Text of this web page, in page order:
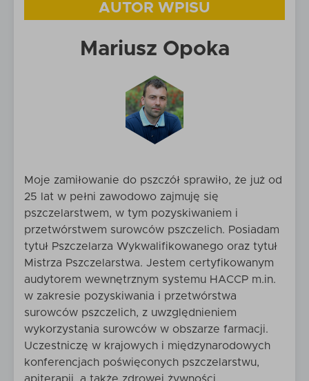
AUTOR WPISU
Mariusz Opoka
Moje zamiłowanie do pszczół sprawiło, że już od
25 lat w pełni zawodowo zajmuję się
pszczelarstwem, w tym pozyskiwaniem i
przetwórstwem surowców pszczelich. Posiadam
tytuł Pszczelarza Wykwalifikowanego oraz tytuł
Mistrza Pszczelarstwa. Jestem certyfikowanym
audytorem wewnętrznym systemu HACCP m.in.
w zakresie pozyskiwania i przetwórstwa
surowców pszczelich, z uwzględnieniem
wykorzystania surowców w obszarze farmacji.
Uczestniczę w krajowych i międzynarodowych
konferencjach poświęconych pszczelarstwu,